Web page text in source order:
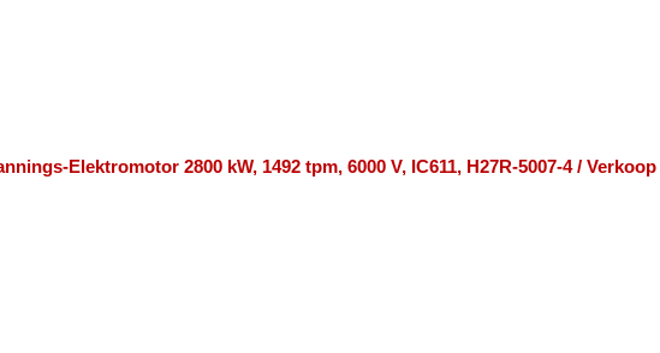
Elektromotor 2800 kW, 1492 tpm, 6000 V, IC611, H27R-5007-4 / Verkoop